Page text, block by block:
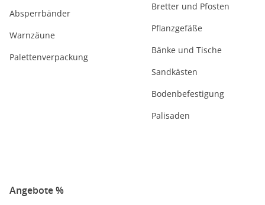
Absperrbänder
Warnzäune
Palettenverpackung
Bretter und Pfosten
Pflanzgefäße
Bänke und Tische
Sandkästen
Bodenbefestigung
Palisaden
Angebote %